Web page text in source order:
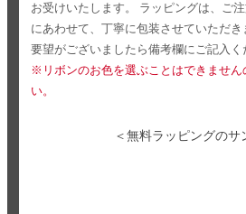
お受けいたします。
ラッピングは、ご
にあわせて、丁寧に包装させていただき
要望がございましたら備考欄にご記入く
※リボンのお色を選ぶことはできません
い。
＜無料ラッピングのサ